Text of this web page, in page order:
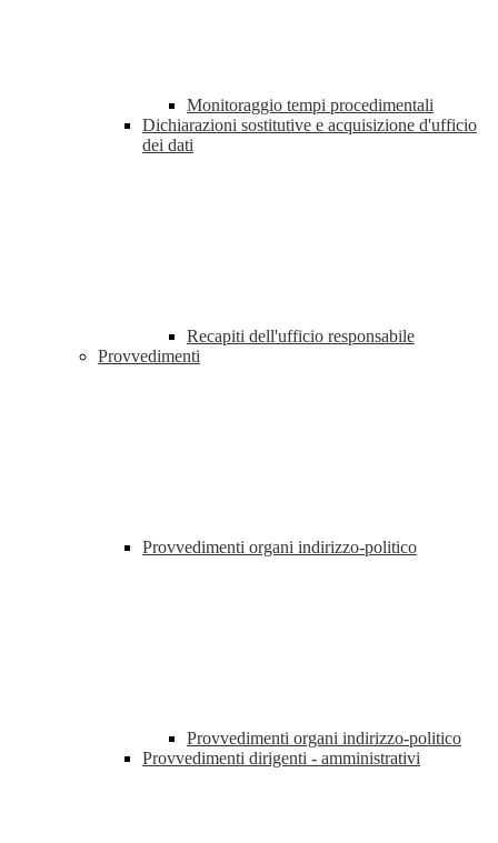
Monitoraggio tempi procedimentali
Dichiarazioni sostitutive e acquisizione d'ufficio
dei dati
Recapiti dell'ufficio responsabile
Provvedimenti
Provvedimenti organi indirizzo-politico
Provvedimenti organi indirizzo-politico
Provvedimenti dirigenti - amministrativi